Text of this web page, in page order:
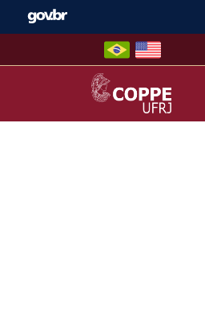
COPPE – UFRJ